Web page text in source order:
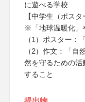
に遊べる学校
【中学生（ポスタ
※「地球温暖化」
（1）ポスター：
（2）作文：「自
然を守るための
すること